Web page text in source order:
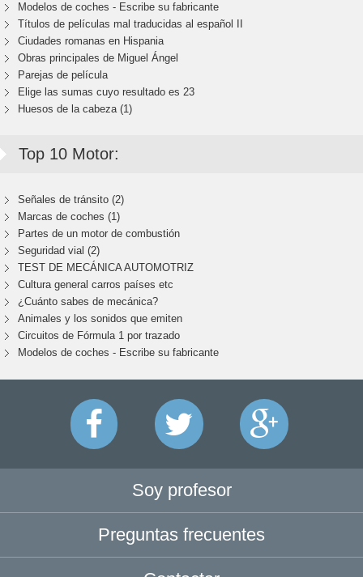
Modelos de coches - Escribe su fabricante
Títulos de películas mal traducidas al español II
Ciudades romanas en Hispania
Obras principales de Miguel Ángel
Parejas de película
Elige las sumas cuyo resultado es 23
Huesos de la cabeza (1)
Top 10 Motor:
Señales de tránsito (2)
Marcas de coches (1)
Partes de un motor de combustión
Seguridad vial (2)
TEST DE MECÁNICA AUTOMOTRIZ
Cultura general carros países etc
¿Cuánto sabes de mecánica?
Animales y los sonidos que emiten
Circuitos de Fórmula 1 por trazado
Modelos de coches - Escribe su fabricante
Soy profesor
Preguntas frecuentes